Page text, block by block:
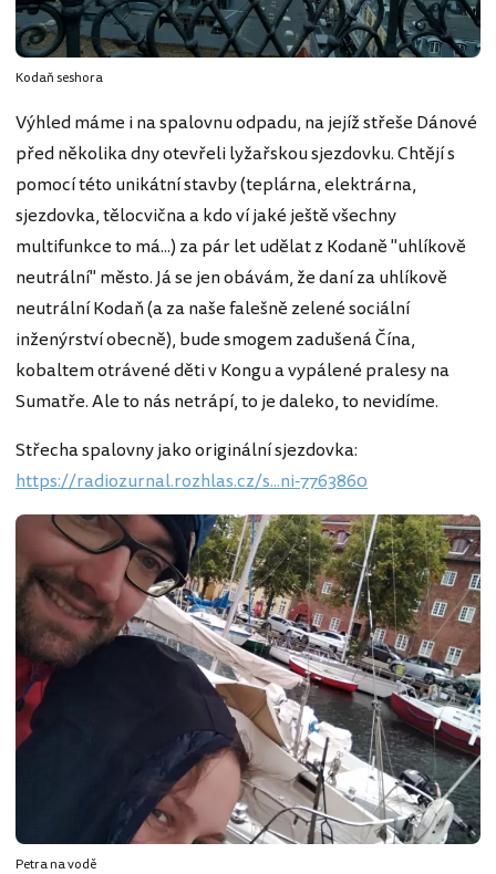
Kodaň seshora
Výhled máme i na spalovnu odpadu, na jejíž střeše Dánové
před několika dny otevřeli lyžařskou sjezdovku. Chtějí s
pomocí této unikátní stavby (teplárna, elektrárna,
sjezdovka, tělocvična a kdo ví jaké ještě všechny
multifunkce to má...) za pár let udělat z Kodaně "uhlíkově
neutrální" město. Já se jen obávám, že daní za uhlíkově
neutrální Kodaň (a za naše falešně zelené sociální
inženýrství obecně), bude smogem zadušená Čína,
kobaltem otrávené děti v Kongu a vypálené pralesy na
Sumatře. Ale to nás netrápí, to je daleko, to nevidíme.
Střecha spalovny jako originální sjezdovka:
https://radiozurnal.rozhlas.cz/s...ni-7763860
Petra na vodě